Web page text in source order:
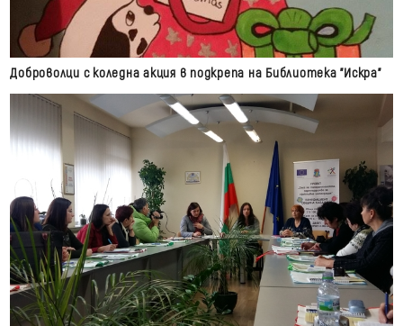
Доброволци с коледна акция в подкрепа на Библиотека "Искра"